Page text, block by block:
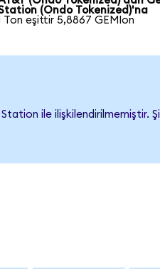
(Ondo Tokenized)'na
Ton eşittir 5,8867 GEMIon
ile ilişkilendirilmemiştir.